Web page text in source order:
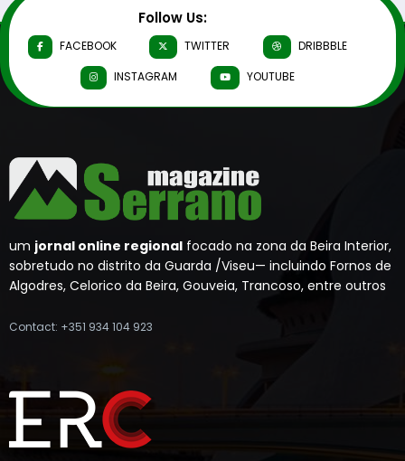
Follow Us:
FACEBOOK TWITTER
DRIBBBLE
INSTAGRAM
YOUTUBE
um jornal online regional focado na zona da Beira Interior,
sobretudo no distrito da Guarda /Viseu— incluindo Fornos de
Algodres, Celorico da Beira, Gouveia, Trancoso, entre outros
Contact: +351 934 104 923